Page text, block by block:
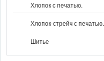
Хлопок с печатью.
Хлопок-стрейч с печатью.
Шитье